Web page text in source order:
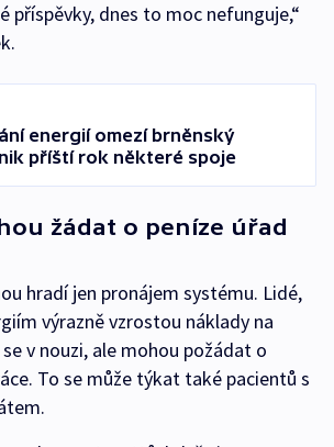
příspěvky, dnes to moc nefunguje,“
energií omezí brněnský
příští rok některé spoje
žádat o peníze úřad
hradí jen pronájem systému. Lidé,
výrazně vzrostou náklady na
v nouzi, ale mohou požádat o
To se může týkat také pacientů s